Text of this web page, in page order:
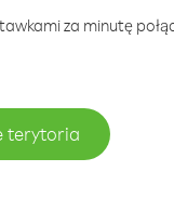
za minutę
terytoria